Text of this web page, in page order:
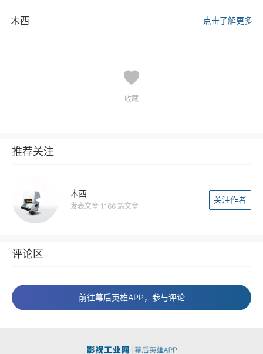
木西 点击了解更多
收藏
推荐关注
木西
发表文章 1166 篇文章
关注作者
评论区
前往幕后英雄APP，参与评论